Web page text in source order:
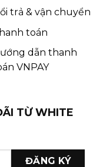
trả & vận chuyển
toán
dẫn thanh
VNPAY
TỪ WHITE